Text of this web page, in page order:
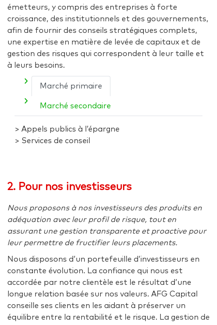
émetteurs, y compris des entreprises à forte
croissance, des institutionnels et des gouvernements,
afin de fournir des conseils stratégiques complets,
une expertise en matière de levée de capitaux et de
gestion des risques qui correspondent à leur taille et
à leurs besoins.
Marché primaire
Marché secondaire
> Appels publics à l’épargne
> Services de conseil
2. Pour nos investisseurs
Nous proposons à nos investisseurs des produits en
adéquation avec leur profil de risque, tout en
assurant une gestion transparente et proactive pour
leur permettre de fructifier leurs placements.
Nous disposons d’un portefeuille d’investisseurs en
constante évolution. La confiance qui nous est
accordée par notre clientèle est le résultat d’une
longue relation basée sur nos valeurs. AFG Capital
conseille ses clients en les aidant à préserver un
équilibre entre la rentabilité et le risque. La gestion de